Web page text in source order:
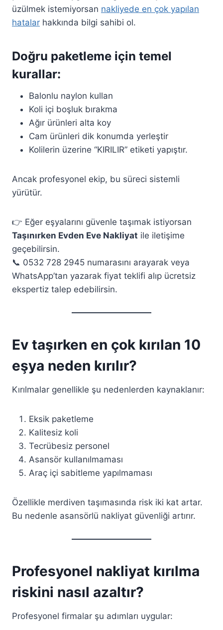
üzülmek istemiyorsan nakliyede en çok yapılan
hatalar hakkında bilgi sahibi ol.
Doğru paketleme için temel
kurallar:
Balonlu naylon kullan
Koli içi boşluk bırakma
Ağır ürünleri alta koy
Cam ürünleri dik konumda yerleştir
Kolilerin üzerine “KIRILIR” etiketi yapıştır.
Ancak profesyonel ekip, bu süreci sistemli
yürütür.
👉 Eğer eşyalarını güvenle taşımak istiyorsan
Taşınırken Evden Eve Nakliyat ile iletişime
geçebilirsin.
📞 0532 728 2945 numarasını arayarak veya
WhatsApp’tan yazarak fiyat teklifi alıp ücretsiz
ekspertiz talep edebilirsin.
Ev taşırken en çok kırılan 10
eşya neden kırılır?
Kırılmalar genellikle şu nedenlerden kaynaklanır:
Eksik paketleme
Kalitesiz koli
Tecrübesiz personel
Asansör kullanılmaması
Araç içi sabitleme yapılmaması
Özellikle merdiven taşımasında risk iki kat artar.
Bu nedenle asansörlü nakliyat güvenliği artırır.
Profesyonel nakliyat kırılma
riskini nasıl azaltır?
Profesyonel firmalar şu adımları uygular: